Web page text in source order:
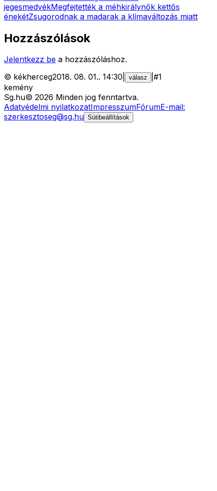
jegesmedvékMegfejtették a méhkirálynők kettős
énekétZsugorodnak a madarak a klímaváltozás miatt
Hozzászólások
Jelentkezz be a hozzászóláshoz.
© kékherceg2018. 08. 01.. 14:30 válasz #1
kemény
Sg.hu© 2026 Minden jog fenntartva.
Adatvédelmi nyilatkozatImpresszumFórumE-mail:
szerkesztoseg@sg.hu Sütibeállítások